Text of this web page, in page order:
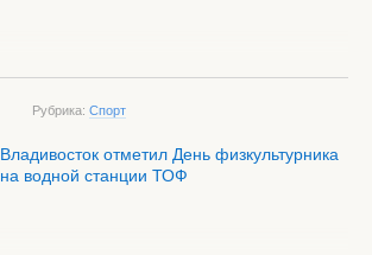
Рубрика: Спорт
Владивосток отметил День физкультурника
на водной станции ТОФ